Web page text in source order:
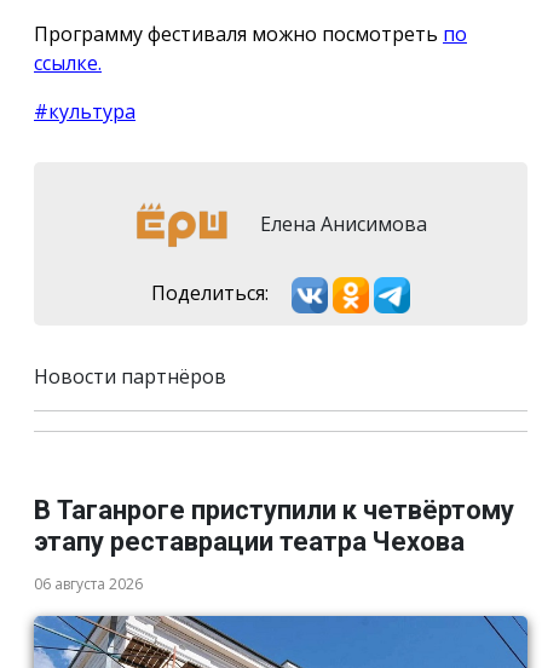
Программу фестиваля можно посмотреть по
ссылке.
#культура
Елена Анисимова
Поделиться:
Новости партнёров
В Таганроге приступили к четвёртому
этапу реставрации театра Чехова
06 августа 2026